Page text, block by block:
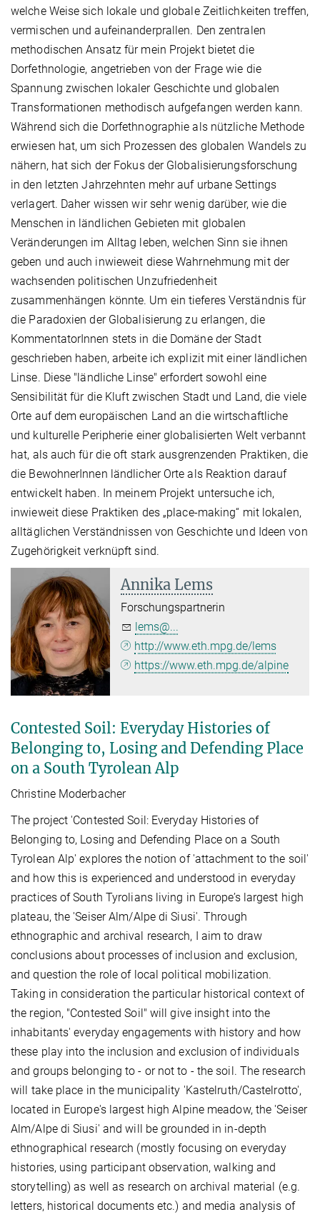
welche Weise sich lokale und globale Zeitlichkeiten treffen,
vermischen und aufeinanderprallen. Den zentralen
methodischen Ansatz für mein Projekt bietet die
Dorfethnologie, angetrieben von der Frage wie die
Spannung zwischen lokaler Geschichte und globalen
Transformationen methodisch aufgefangen werden kann.
Während sich die Dorfethnographie als nützliche Methode
erwiesen hat, um sich Prozessen des globalen Wandels zu
nähern, hat sich der Fokus der Globalisierungsforschung
in den letzten Jahrzehnten mehr auf urbane Settings
verlagert. Daher wissen wir sehr wenig darüber, wie die
Menschen in ländlichen Gebieten mit globalen
Veränderungen im Alltag leben, welchen Sinn sie ihnen
geben und auch inwieweit diese Wahrnehmung mit der
wachsenden politischen Unzufriedenheit
zusammenhängen könnte. Um ein tieferes Verständnis für
die Paradoxien der Globalisierung zu erlangen, die
KommentatorInnen stets in die Domäne der Stadt
geschrieben haben, arbeite ich explizit mit einer ländlichen
Linse. Diese "ländliche Linse" erfordert sowohl eine
Sensibilität für die Kluft zwischen Stadt und Land, die viele
Orte auf dem europäischen Land an die wirtschaftliche
und kulturelle Peripherie einer globalisierten Welt verbannt
hat, als auch für die oft stark ausgrenzenden Praktiken, die
die BewohnerInnen ländlicher Orte als Reaktion darauf
entwickelt haben. In meinem Projekt untersuche ich,
inwieweit diese Praktiken des „place-making“ mit lokalen,
alltäglichen Verständnissen von Geschichte und Ideen von
Zugehörigkeit verknüpft sind.
Annika Lems
Forschungspartnerin
lems@...
http://www.eth.mpg.de/lems
https://www.eth.mpg.de/alpine
Contested Soil: Everyday Histories of
Belonging to, Losing and Defending Place
on a South Tyrolean Alp
Christine Moderbacher
The project 'Contested Soil: Everyday Histories of
Belonging to, Losing and Defending Place on a South
Tyrolean Alp' explores the notion of 'attachment to the soil'
and how this is experienced and understood in everyday
practices of South Tyrolians living in Europe’s largest high
plateau, the 'Seiser Alm/Alpe di Siusi'. Through
ethnographic and archival research, I aim to draw
conclusions about processes of inclusion and exclusion,
and question the role of local political mobilization.
Taking in consideration the particular historical context of
the region, "Contested Soil" will give insight into the
inhabitants' everyday engagements with history and how
these play into the inclusion and exclusion of individuals
and groups belonging to - or not to - the soil. The research
will take place in the municipality 'Kastelruth/Castelrotto',
located in Europe's largest high Alpine meadow, the 'Seiser
Alm/Alpe di Siusi' and will be grounded in in-depth
ethnographical research (mostly focusing on everyday
histories, using participant observation, walking and
storytelling) as well as research on archival material (e.g.
letters, historical documents etc.) and media analysis of